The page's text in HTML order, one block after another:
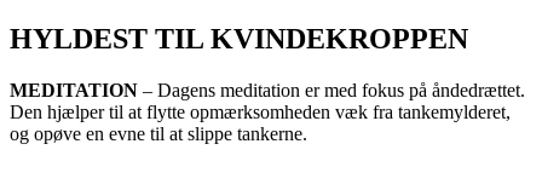
HYLDEST TIL KVINDEKROPPEN
MEDITATION – Dagens meditation er med fokus på åndedrættet.
Den hjælper til at flytte opmærksomheden væk fra tankemylderet,
og opøve en evne til at slippe tankerne.